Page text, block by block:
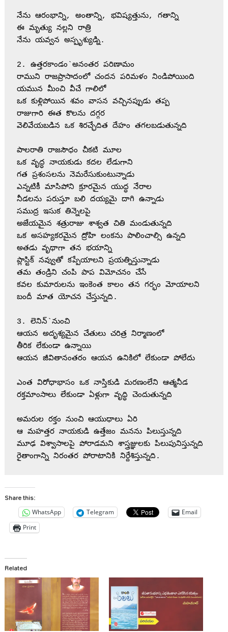
నేను ఆరంభాన్ని, అంతాన్ని, భవిష్యత్తును, గతాన్ని
ఈ మృత్యు నల్లని రాత్రి
నేను యవ్వన అస్పృశ్యుడ్ని.
2. ఉత్తరకాండం`అనంతర పరిణామం
రాముని రాజప్రాసాదంలో చందన పరిమళం నిండిపోయింది
యమున మీంచి వీచే గాలిలో
ఒక కుళ్లిపోయిన శవం వాసన వచ్చినప్పుడు తప్ప
రాజుగారి ఈత కొలను దగ్గర
వెలివేయబడిన ఒక శిరచ్ఛేదిత దేహం తగలబడుతున్నది
పాలరాతి రాజసౌధం చీకటి మూల
ఒక వృద్ధ నాయకుడు కదల లేడుగాని
గత ప్రశంసలను నెమరేసుకుంటున్నాడు
ఎన్నటికీ మాసిపోని క్రూరమైన యుద్ధ నేరాల
నీడలను పరుస్తూ బలి దయ్యమై దాగి ఉన్నాడు
సముద్ర ఇసుక తిన్నెలపై
అజేయమైన శత్రురాజు శాశ్వత చితి మండుతున్నది
ఒక అసహ్యకరమైన ద్రోహి లంకను పాలించాల్సి ఉన్నది
అతడు వృథాగా తన భయాన్ని
ప్లాస్టిక్‌ నవ్వుతో కప్పేయాలని ప్రయత్నిస్తున్నాడు
తమ తండ్రిని చంపి పాప విమోచనం చేసే
కవల కుమారులను ఇంకెంత కాలం తన గర్భం మోయాలని
బందీ మాత యోచన చేస్తున్నది.
3. లెనిన్‌`నుంచి
ఆయన అదృశ్యమైన చేతులు చరిత్ర నిర్మాణంలో
తీరిక లేకుండా ఉన్నాయి
ఆయన జీవితానంతరం ఆయన ఉనికిలో లేకుండా పోలేదు
ఎంత విరోధాభాసం ఒక నాస్తికుడి మరణంలేని ఆత్మనీడ
రక్తమాంసాలు లేకుండా ఏళ్లుగా వృద్ధి చెందుతున్నది
అమరుల రక్తం నుంచి ఆయుధాలు ఏరి
ఆ మహత్తర నాయకుడి ఉత్తేజం మనను పిలుస్తున్నది
మూఢ విశ్వాసాలపై పోరాడమని శాస్త్రజ్ఞులకు పిలుపునిస్తున్నది
Share this:
WhatsApp Telegram
Email
Print
Related